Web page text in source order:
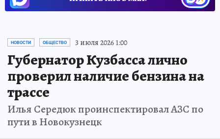
НОВОСТИ ОБЩЕСТВО 3 июля 2026 1:00
Губернатор Кузбасса лично
проверил наличие бензина на
трассе
Илья Середюк проинспектировал АЗС по
пути в Новокузнецк